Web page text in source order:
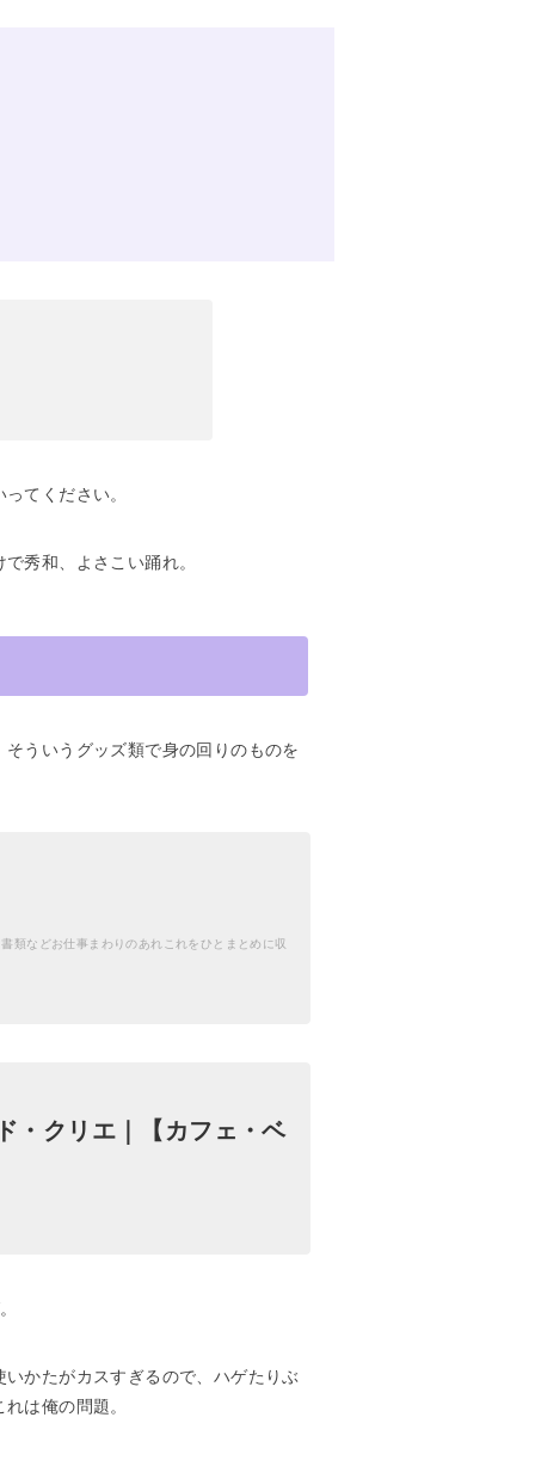
てください。
秀和、よさこい踊れ。
ういうグッズ類で身の回りのものを
類などお仕事まわりのあれこれをひとまとめに収
・クリエ｜【カフェ・ベ
かたがカスすぎるので、ハゲたりぶ
は俺の問題。